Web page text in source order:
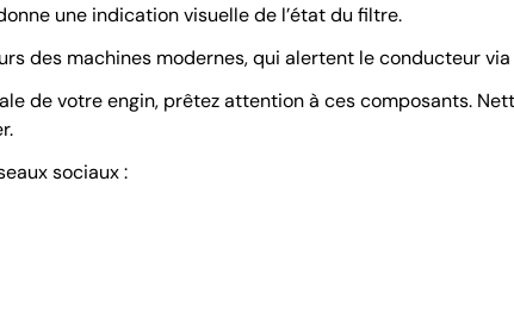
une indication visuelle de l’état du filtre.
des machines modernes, qui alertent le conducteur
de votre engin, prêtez attention à ces composants.
sociaux :